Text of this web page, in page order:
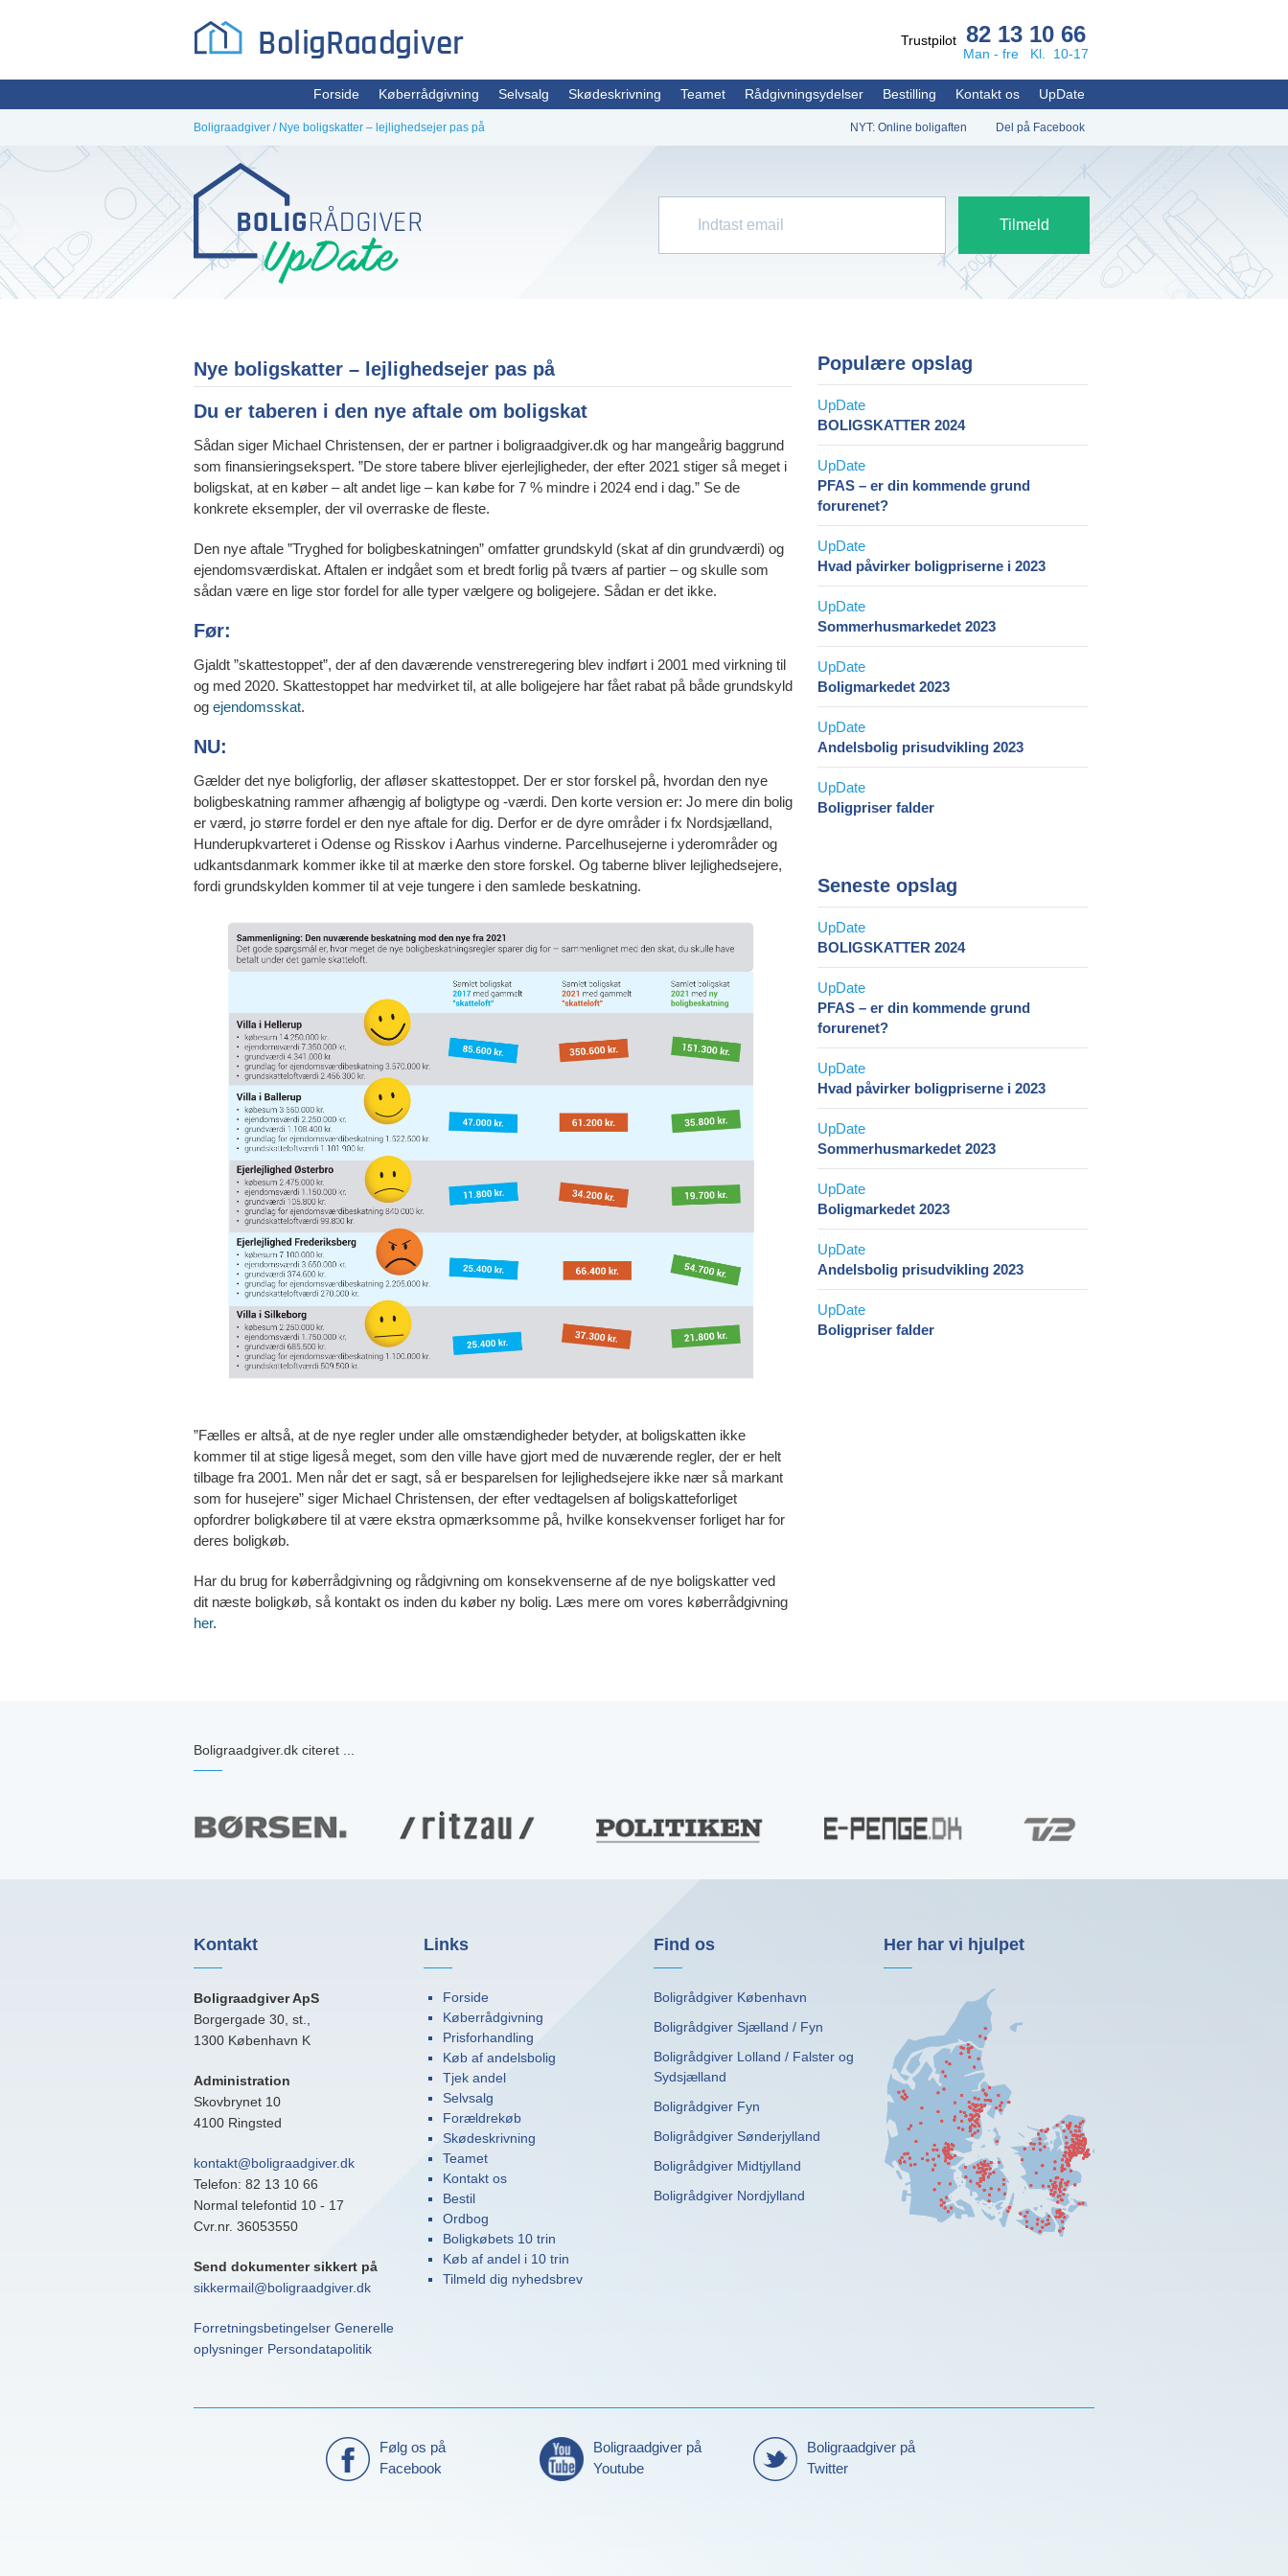
Trustpilot 82 13 10 66
Man - fre Kl. 10-17
til
indhold
Forside Køberrådgivning Selvsalg Skødeskrivning Teamet Rådgivningsydelser Bestilling Kontakt os UpDate
Boligraadgiver / Nye boligskatter – lejlighedsejer pas på NYT: Online boligaften Del på Facebook
Nye boligskatter – lejlighedsejer pas på
Du er taberen i den nye aftale om boligskat
Sådan siger Michael Christensen, der er partner i boligraadgiver.dk og har mangeårig baggrund
som finansieringsekspert. ”De store tabere bliver ejerlejligheder, der efter 2021 stiger så meget i
boligskat, at en køber – alt andet lige – kan købe for 7 % mindre i 2024 end i dag.” Se de
konkrete eksempler, der vil overraske de fleste.
Den nye aftale ”Tryghed for boligbeskatningen” omfatter grundskyld (skat af din grundværdi) og
ejendomsværdiskat. Aftalen er indgået som et bredt forlig på tværs af partier – og skulle som
sådan være en lige stor fordel for alle typer vælgere og boligejere. Sådan er det ikke.
Før:
Gjaldt ”skattestoppet”, der af den daværende venstreregering blev indført i 2001 med virkning til
og med 2020. Skattestoppet har medvirket til, at alle boligejere har fået rabat på både grundskyld
og ejendomsskat.
NU:
Gælder det nye boligforlig, der afløser skattestoppet. Der er stor forskel på, hvordan den nye
boligbeskatning rammer afhængig af boligtype og -værdi. Den korte version er: Jo mere din bolig
er værd, jo større fordel er den nye aftale for dig. Derfor er de dyre områder i fx Nordsjælland,
Hunderupkvarteret i Odense og Risskov i Aarhus vinderne. Parcelhusejerne i yderområder og
udkantsdanmark kommer ikke til at mærke den store forskel. Og taberne bliver lejlighedsejere,
fordi grundskylden kommer til at veje tungere i den samlede beskatning.
”Fælles er altså, at de nye regler under alle omstændigheder betyder, at boligskatten ikke
kommer til at stige ligeså meget, som den ville have gjort med de nuværende regler, der er helt
tilbage fra 2001. Men når det er sagt, så er besparelsen for lejlighedsejere ikke nær så markant
som for husejere” siger Michael Christensen, der efter vedtagelsen af boligskatteforliget
opfordrer boligkøbere til at være ekstra opmærksomme på, hvilke konsekvenser forliget har for
deres boligkøb.
Har du brug for køberrådgivning og rådgivning om konsekvenserne af de nye boligskatter ved
dit næste boligkøb, så kontakt os inden du køber ny bolig. Læs mere om vores køberrådgivning
her.
Populære opslag
BOLIGSKATTER 2024
PFAS – er din kommende grund
forurenet?
Hvad påvirker boligpriserne i 2023
Sommerhusmarkedet 2023
Boligmarkedet 2023
Andelsbolig prisudvikling 2023
Boligpriser falder
Seneste opslag
BOLIGSKATTER 2024
PFAS – er din kommende grund
forurenet?
Hvad påvirker boligpriserne i 2023
Sommerhusmarkedet 2023
Boligmarkedet 2023
Andelsbolig prisudvikling 2023
Boligpriser falder
Boligraadgiver.dk citeret ...
Kontakt
Boligraadgiver ApS
Borgergade 30, st.,
1300 København K
Administration
Skovbrynet 10
4100 Ringsted
kontakt@boligraadgiver.dk
Telefon: 82 13 10 66
Normal telefontid 10 - 17
Cvr.nr. 36053550
Send dokumenter sikkert på
sikkermail@boligraadgiver.dk
Forretningsbetingelser Generelle
oplysninger Persondatapolitik
Links
Forside
Køberrådgivning
Prisforhandling
Køb af andelsbolig
Tjek andel
Selvsalg
Forældrekøb
Skødeskrivning
Teamet
Kontakt os
Bestil
Ordbog
Boligkøbets 10 trin
Køb af andel i 10 trin
Tilmeld dig nyhedsbrev
Find os
Boligrådgiver København
Boligrådgiver Sjælland / Fyn
Boligrådgiver Lolland / Falster og
Sydsjælland
Boligrådgiver Fyn
Boligrådgiver Sønderjylland
Boligrådgiver Midtjylland
Boligrådgiver Nordjylland
Her har vi hjulpet
Følg os på
Facebook
Boligraadgiver på
Youtube
Boligraadgiver på
Twitter